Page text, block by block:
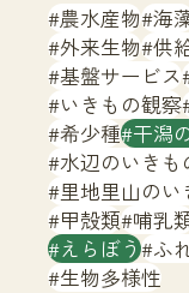
文字サイズ
生物多様性ふ
農水産物 海
外来生物 供
基盤サービス
いきもの観察
希少種 干潟
水辺のいきも
里地里山のい
甲殻類 哺乳
えらぼう ふ
生物多様性